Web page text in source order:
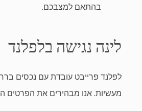
בהתאם למצבכם.
לינה נגישה בלפלנד
לפלנד פרייבט עובדת עם נכסים
מעשיות. אנו מבהירים את הפרטים